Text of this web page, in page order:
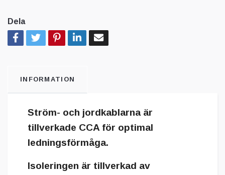
Dela
INFORMATION
Ström- och jordkablarna är
tillverkade CCA för optimal
ledningsförmåga.
Isoleringen är tillverkad av